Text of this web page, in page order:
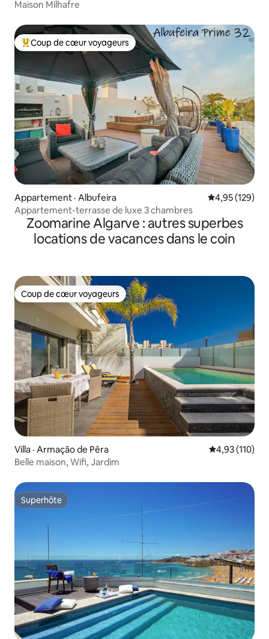
Maison Milhafre
Coup de cœur voyageurs parmi les plus aimés
Coup de cœur voyageurs
Appartement · Albufeira Note
4,95 (129)
Appartement-terrasse de luxe 3 chambres
Zoomarine Algarve : autres superbes
locations de vacances dans le coin
Coup de cœur voyageurs
Coup de cœur voyageurs
Villa · Armação de Pêra Note
4,93 (110)
Belle maison, Wifi, Jardim
Superhôte
Superhôte